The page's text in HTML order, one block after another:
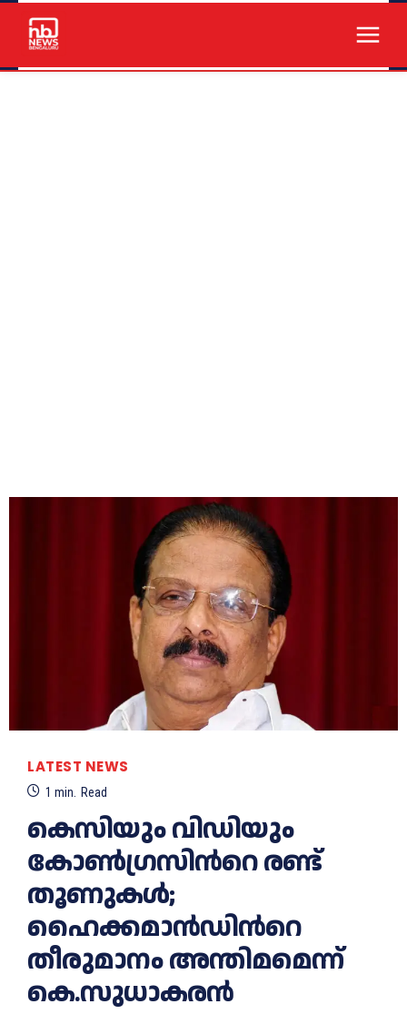
LATEST NEWS
1 min. Read
കെസിയും വിഡിയും
കോണ്‍ഗ്രസിന്‍റെ രണ്ട്
തൂണുകള്‍;
ഹൈക്കമാൻഡിന്‍റെ
തീരുമാനം അന്തിമമെന്ന്
കെ.സുധാകരൻ